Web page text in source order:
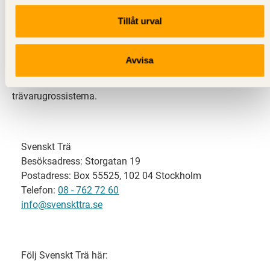
Tillåt urval
Avvisa
Svenskt Trä representerar svensk sågverksindustri
och är en del av branschorganisationen
svensk limträ-, KL-trä- och förpackningsindustri samt
trävarugrossisterna.
Svenskt Trä
Besöksadress: Storgatan 19
Postadress: Box 55525, 102 04 Stockholm
Telefon: 08 - 762 72 60
info@svenskttra.se
Följ Svenskt Trä här: